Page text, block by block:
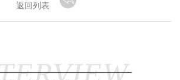
返回列表